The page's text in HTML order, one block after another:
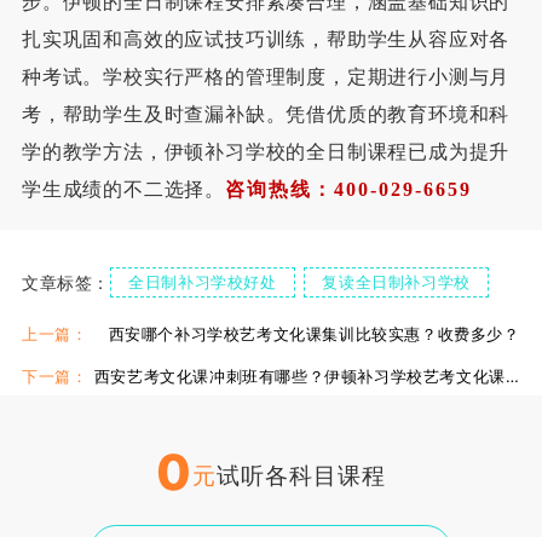
扎实巩固和高效的应试技巧训练，帮助学生从容应对各
种考试。学校实行严格的管理制度，定期进行小测与月
考，帮助学生及时查漏补缺。凭借优质的教育环境和科
学的教学方法，伊顿补习学校的全日制课程已成为提升
学生成绩的不二选择。 咨询热线：400-029-6659
文章标签： 全日制补习学校好处 复读全日制补习学校
上一篇： 西安哪个补习学校艺考文化课集训比较实惠？收费多少？
下一篇： 西安艺考文化课冲刺班有哪些？伊顿补习学校艺考文化课冲刺怎么样？
0元试听各科目课程